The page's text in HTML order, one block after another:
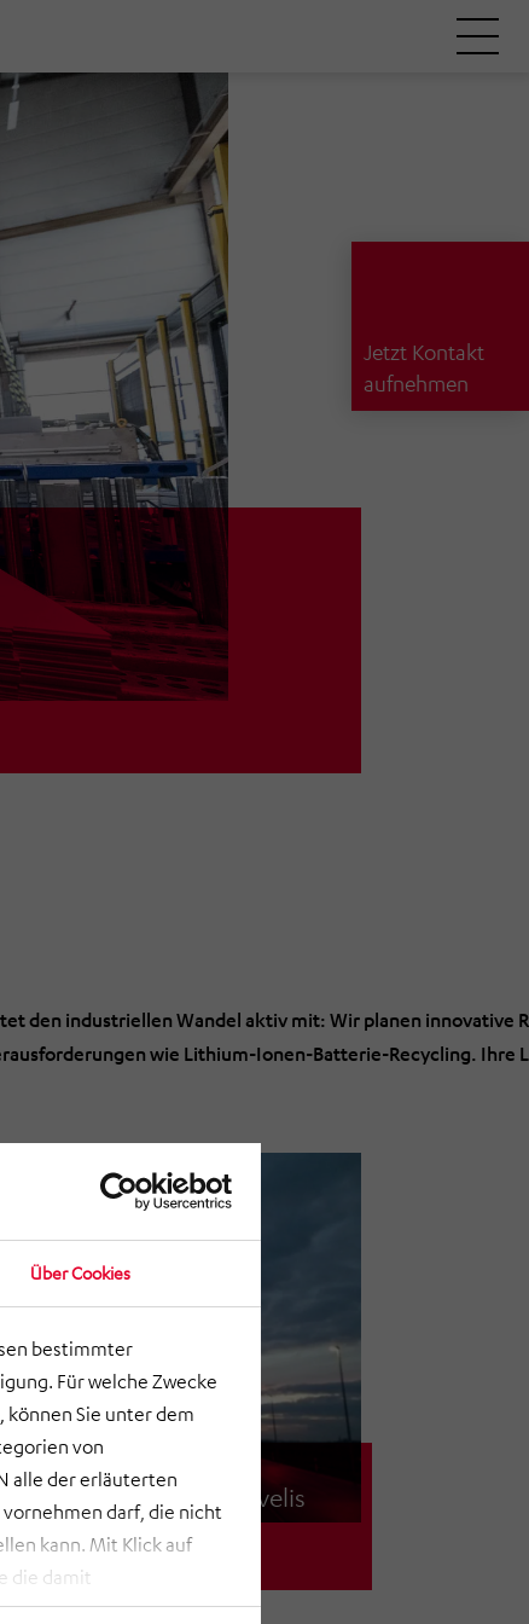
Über Cookies
bestimmter
Für welche Zwecke
Sie unter dem
von
alle der erläuterten
darf, die nicht
kann. Mit Klick auf
die damit
Klick auf „ANPASSEN“
Jetzt Kontakt
aufnehmen
den industriellen Wandel aktiv mit: Wir planen innovative
wie Lithium-Ionen-Batterie-Recycling. Ihre
Generalplanung Neubau des weltweit
größten Aluminiumrecyclingwerkes
Novelis Europe / Novelis
USA